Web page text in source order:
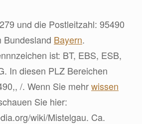
und die Postleitzahl: 95490
Bundesland Bayern.
ist: BT, EBS, ESB,
In diesen PLZ Bereichen
/. Wenn Sie mehrwissen
Sie hier:
wiki/Mistelgau. Ca.